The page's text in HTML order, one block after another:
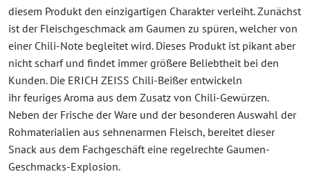
diesem Produkt den einzigartigen Charakter verleiht. Zunächst
ist der Fleischgeschmack am Gaumen zu spüren, welcher von
einer Chili-Note begleitet wird. Dieses Produkt ist pikant aber
nicht scharf und findet immer größere Beliebtheit bei den
Kunden. Die ERICH ZEISS Chili-Beißer entwickeln
ihr feuriges Aroma aus dem Zusatz von Chili-Gewürzen.
Neben der Frische der Ware und der besonderen Auswahl der
Rohmaterialien aus sehnenarmen Fleisch, bereitet dieser
Snack aus dem Fachgeschäft eine regelrechte Gaumen-
Geschmacks-Explosion.